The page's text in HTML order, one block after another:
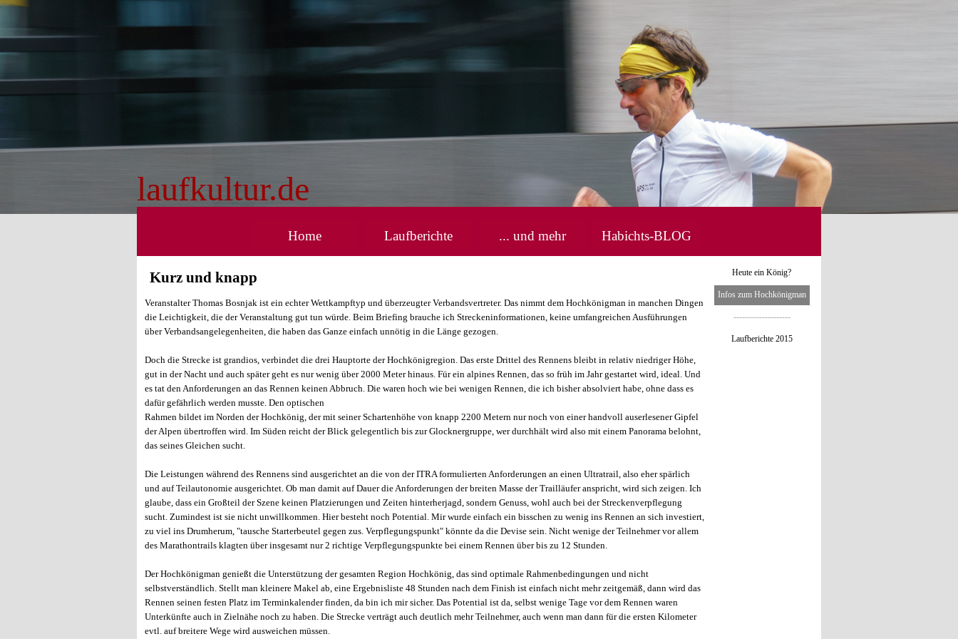
Direkt zum Seiteninhalt
Home Laufberichte ▼
... und mehr ▼
Habichts-BLOG
laufkultur.de
Kurz und knapp
Veranstalter Thomas Bosnjak ist ein echter Wettkampftyp und überzeugter Verbandsvertreter. Das nimmt dem Hochkönigman in manchen Dingen
die Leichtigkeit, die der Veranstaltung gut tun würde. Beim Briefing brauche ich Streckeninformationen, keine umfangreichen Ausführungen
über Verbandsangelegenheiten, die haben das Ganze einfach unnötig in die Länge gezogen.
Doch die Strecke ist grandios, verbindet die drei Hauptorte der Hochkönigregion. Das erste Drittel des Rennens bleibt in relativ niedriger Höhe,
gut in der Nacht und auch später geht es nur wenig über 2000 Meter hinaus. Für ein alpines Rennen, das so früh im Jahr gestartet wird, ideal. Und
es tat den Anforderungen an das Rennen keinen Abbruch. Die waren hoch wie bei wenigen Rennen, die ich bisher absolviert habe, ohne dass es
dafür gefährlich werden musste. Den optischen
Rahmen bildet im Norden der Hochkönig, der mit seiner Schartenhöhe von knapp 2200 Metern nur noch von einer handvoll auserlesener Gipfel
der Alpen übertroffen wird. Im Süden reicht der Blick gelegentlich bis zur Glocknergruppe, wer durchhält wird also mit einem Panorama belohnt,
das seines Gleichen sucht.
Die Leistungen während des Rennens sind ausgerichtet an die von der ITRA formulierten Anforderungen an einen Ultratrail, also eher spärlich
und auf Teilautonomie ausgerichtet. Ob man damit auf Dauer die Anforderungen der breiten Masse der Trailläufer anspricht, wird sich zeigen. Ich
glaube, dass ein Großteil der Szene keinen Platzierungen und Zeiten hinterherjagd, sondern Genuss, wohl auch bei der Streckenverpflegung
sucht. Zumindest ist sie nicht unwillkommen. Hier besteht noch Potential. Mir wurde einfach ein bisschen zu wenig ins Rennen an sich investiert,
zu viel ins Drumherum, "tausche Starterbeutel gegen zus. Verpflegungspunkt" könnte da die Devise sein. Nicht wenige der Teilnehmer vor allem
des Marathontrails klagten über insgesamt nur 2 richtige Verpflegungspunkte bei einem Rennen über bis zu 12 Stunden.
Der Hochkönigman genießt die Unterstützung der gesamten Region Hochkönig, das sind optimale Rahmenbedingungen und nicht
selbstverständlich. Stellt man kleinere Makel ab, eine Ergebnisliste 48 Stunden nach dem Finish ist einfach nicht mehr zeitgemäß, dann wird das
Rennen seinen festen Platz im Terminkalender finden, da bin ich mir sicher. Das Potential ist da, selbst wenige Tage vor dem Rennen waren
Unterkünfte auch in Zielnähe noch zu haben. Die Strecke verträgt auch deutlich mehr Teilnehmer, auch wenn man dann für die ersten Kilometer
evtl. auf breitere Wege wird ausweichen müssen.
Heute ein König?
Infos zum Hochkönigman
--------------------
Laufberichte 2015